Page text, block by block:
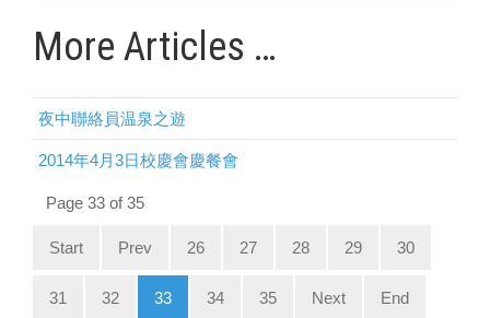
More Articles …
夜中聯絡員温泉之遊
2014年4月3日校慶會慶餐會
Page 33 of 35
Start Prev 26 27 28 29 30
31 32 33 34 35 Next End